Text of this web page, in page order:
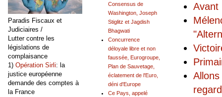
Avant
Consensus de
Washington, Joseph
Stiglitz et Jagdish
Bhagwati
Concurrence
déloyale libre et non
faussée, Eurogroupe,
Plan de Sauvetage,
éclatement de l'Euro,
déni d'Europe
Ce Pays, appelé
Paradis Fiscaux et
Judiciaires /
Lutter contre les
législations de
complaisance
1) Opération Sirli: la
justice européenne
demande des comptes à
la France